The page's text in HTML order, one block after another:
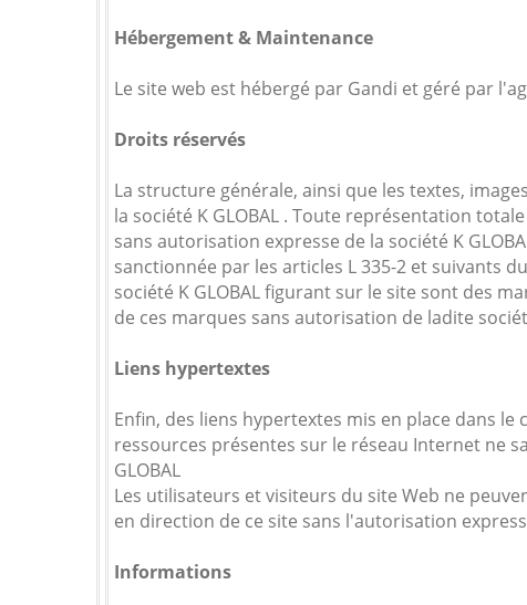
Hébergement & Maintenance
Le site web est hébergé par Gandi et géré par
Droits réservés
La structure générale, ainsi que les textes,
la société K GLOBAL . Toute représentation
sans autorisation expresse de la société K
sanctionnée par les articles L 335-2 et suivants
société K GLOBAL figurant sur le site sont des
de ces marques sans autorisation de ladite
Liens hypertextes
Enfin, des liens hypertextes mis en place dans
ressources présentes sur le réseau Internet ne
GLOBAL
Les utilisateurs et visiteurs du site Web ne
en direction de ce site sans l'autorisation
Informations